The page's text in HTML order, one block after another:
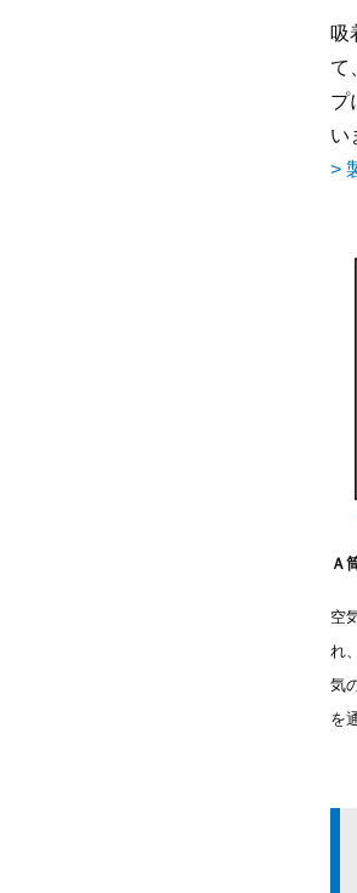
吸
て
プ
い
>
Ａ
空
れ
気
を